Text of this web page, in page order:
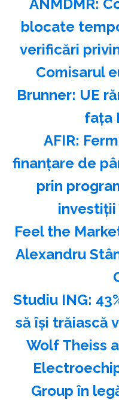
ANMDMR:
blocate
verificări
Comisarul
Brunner: UE
faţa
AFIR:
finanţare de
prin
Feel the
Alexandru
Studiu ING:
să îşi trăiască
Wolf Theiss
Group în